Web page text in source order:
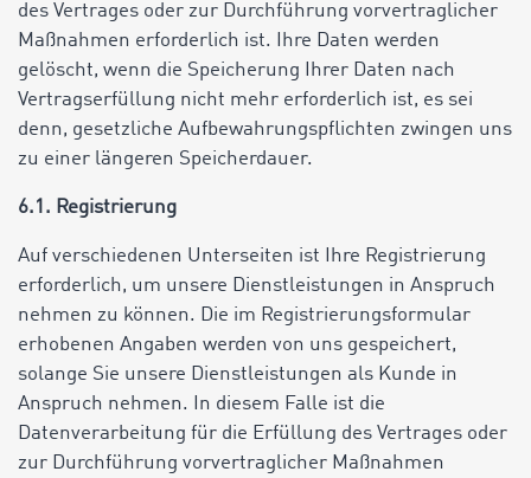
des Vertrages oder zur Durchführung vorvertraglicher
Maßnahmen erforderlich ist. Ihre Daten werden
gelöscht, wenn die Speicherung Ihrer Daten nach
Vertragserfüllung nicht mehr erforderlich ist, es sei
denn, gesetzliche Aufbewahrungspflichten zwingen uns
zu einer längeren Speicherdauer.
6.1. Registrierung
Auf verschiedenen Unterseiten ist Ihre Registrierung
erforderlich, um unsere Dienstleistungen in Anspruch
nehmen zu können. Die im Registrierungsformular
erhobenen Angaben werden von uns gespeichert,
solange Sie unsere Dienstleistungen als Kunde in
Anspruch nehmen. In diesem Falle ist die
Datenverarbeitung für die Erfüllung des Vertrages oder
zur Durchführung vorvertraglicher Maßnahmen